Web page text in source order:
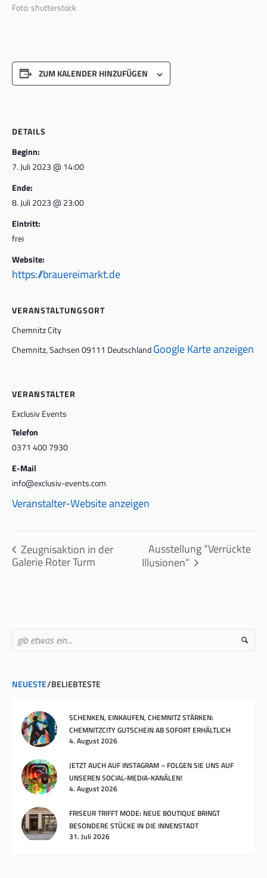
Foto: shutterstock
ZUM KALENDER HINZUFÜGEN
DETAILS
Beginn:
7. Juli 2023 @ 14:00
Ende:
8. Juli 2023 @ 23:00
Eintritt:
frei
Website:
https://brauereimarkt.de
VERANSTALTUNGSORT
Chemnitz City
Chemnitz,Sachsen09111 DeutschlandGoogle Karte anzeigen
VERANSTALTER
Exclusiv Events
Telefon
0371 400 7930
E-Mail
info@exclusiv-events.com
Veranstalter-Website anzeigen
Zeugnisaktion in der
Galerie Roter Turm
Ausstellung “Verrückte
Illusionen”
NEUESTE BELIEBTESTE
SCHENKEN, EINKAUFEN, CHEMNITZ STÄRKEN:
CHEMNITZCITY GUTSCHEIN AB SOFORT ERHÄLTLICH
4. August 2026
JETZT AUCH AUF INSTAGRAM – FOLGEN SIE UNS AUF
UNSEREN SOCIAL-MEDIA-KANÄLEN!
4. August 2026
FRISEUR TRIFFT MODE: NEUE BOUTIQUE BRINGT
BESONDERE STÜCKE IN DIE INNENSTADT
31. Juli 2026